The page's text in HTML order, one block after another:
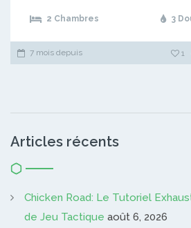
2 Chambres 3
7 mois depuis 1
Articles récents
Chicken Road: Le Tutoriel
de Jeu Tactique août 6, 2026